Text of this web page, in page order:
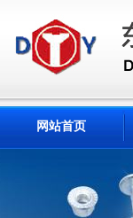
网站首页